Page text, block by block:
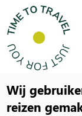
Wij
reizen
Social